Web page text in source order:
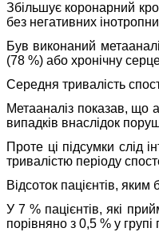
Збільшує коронарний
без негативних
Був виконаний
(78 %) або хронічну
Середня тривалість
Метааналіз показав, що
випадків внаслідок
Проте ці підсумки слід
тривалістю періоду
Відсоток пацієнтів,
У 7 % пацієнтів, які
порівняно з 0,5 % у